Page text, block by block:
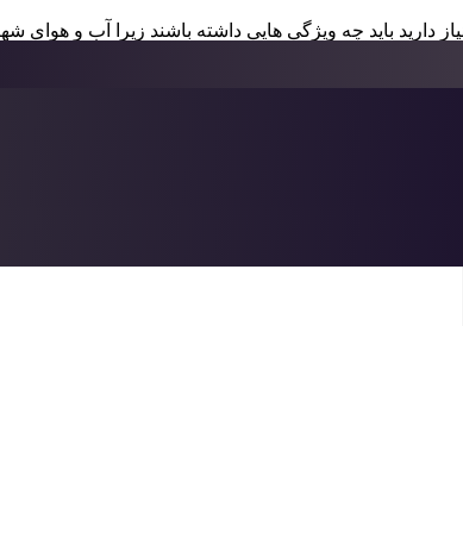
دارید باید چه ویژگی هایی داشته باشند زیرا آب و
های پلاستیکی هیچ مقاومتی در این مناطق نخواهند
که خورشید و گرما هیچ آسیبی به آن نمیرسانند در
تحمل کنند
و گارانتی دریافت کنید